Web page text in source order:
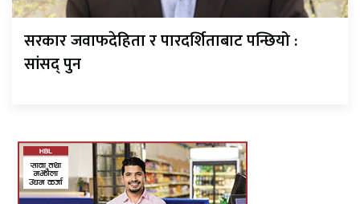
सरकार जवाफदेहिता र पारदर्शिताबाट पन्छियो :
सांसद् पुन